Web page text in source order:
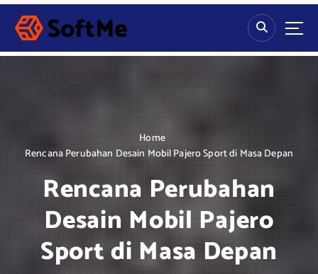
S
p
Home
Rencana Perubahan Desain Mobil Pajero Sport di Masa Depan
Rencana Perubahan
Desain Mobil Pajero
Sport di Masa Depan